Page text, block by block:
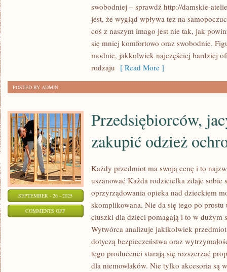
SZCZEGÓLNOŚCI
NASTOLATEK
PRAKTYCZNIE
NIEMOŻLIWY
swobodniej – sprawdź http://damskie-
jest, że wygląd wpływa też na
coś z naszym imago jest nie tak, jak
się mniej komfortowo oraz swobodnie.
modnie, jakkolwiek najczęściej bardziej
rodzaju [ Read More ]
POSTED BY ADMIN
SEPTEMBER - 26 - 2025
COMMENTS OFFON
Przedsiębiorców,
zakupić odzież
Każdy przedmiot ma swoją cenę i to
uszanować Każda rodzicielka zdaje sobie
oprzyrządowania opieka nad dzieckiem
skomplikowana. Nie da się tego po
ciuszki dla dzieci pomagają i to w dużym
Wytwórca analizuje jakikolwiek
dotyczą bezpieczeństwa oraz
tego producenci starają się rozszerzać
dla niemowlaków. Nie tylko akcesoria są